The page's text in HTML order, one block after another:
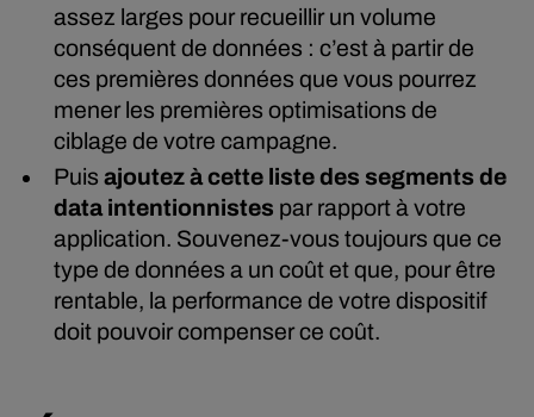
assez larges pour recueillir un volume
conséquent de données : c’est à partir de
ces premières données que vous pourrez
mener les premières optimisations de
ciblage de votre campagne.
Puis ajoutez à cette liste des segments de
dataintentionnistes par rapport à votre
application. Souvenez-vous toujours que ce
type de données a un coût et que, pour être
rentable, la performance de votre dispositif
doit pouvoir compenser ce coût.